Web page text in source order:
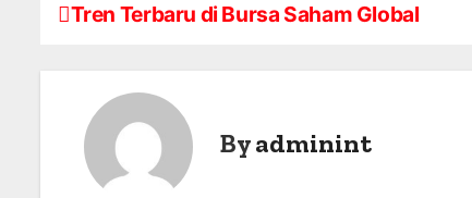
PTren Terbaru di Bursa Saham Global
Byadminint